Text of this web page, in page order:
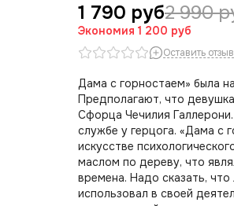
1 790 руб2 990
Экономия 1 200 руб
Оставить отзыв
Дама с горностаем» была
Предполагают, что
Сфорца Чечилия
службе у герцога. «Дама с
искусстве
маслом по дереву, что
времена. Надо сказать,
использовал в своей